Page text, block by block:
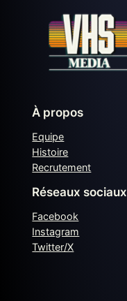
À propos
Equipe
Histoire
Recrutement
Réseaux sociaux
Facebook
Instagram
Twitter/X